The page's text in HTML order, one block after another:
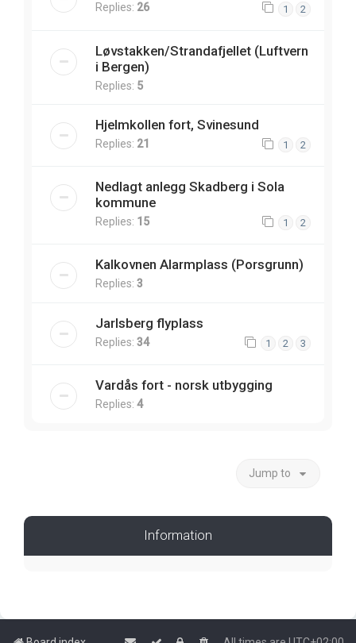
Replies: 26 1 2
Løvstakken/Strandafjellet (Luftvern
i Bergen)
Replies: 5
Hjelmkollen fort, Svinesund
Replies: 21 1 2
Nedlagt anlegg Skadberg i Sola
kommune
Replies: 15 1 2
Kalkovnen Alarmplass (Porsgrunn)
Replies: 3
Jarlsberg flyplass
Replies: 34 1 2 3
Vardås fort - norsk utbygging
Replies: 4
Jump to
Information